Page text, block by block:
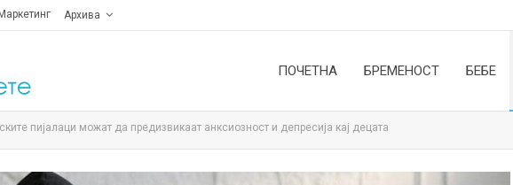
Маркетинг Архива
ПОЧЕТНА БРЕМЕНОСТ БЕБЕ
пијалаци можат да предизвикаат анксиозност и депресија кај децата